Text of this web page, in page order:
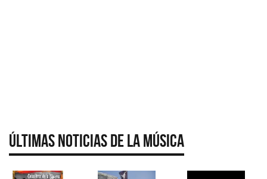
Últimas Noticias de la Música